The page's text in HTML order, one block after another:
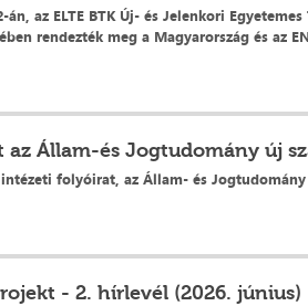
án, az ELTE BTK Új- és Jelenkori
rendezték meg a Magyarország és az
az Állam-és Jogtudomány új
folyóirat, az Állam- és Jogtudomány
- 2. hírlevél (2026. június)